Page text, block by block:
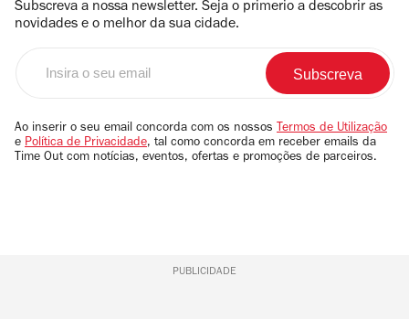
Subscreva a nossa newsletter. Seja o primerio a descobrir as
novidades e o melhor da sua cidade.
email
Ao inserir o seu email concorda com os nossos Termos de Utilização
e Política de Privacidade, tal como concorda em receber emails da
Time Out com notícias, eventos, ofertas e promoções de parceiros.
PUBLICIDADE